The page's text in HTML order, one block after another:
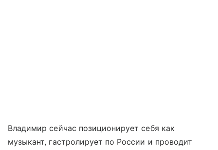
Владимир сейчас позиционирует себя как
музыкант, гастролирует по России и проводит